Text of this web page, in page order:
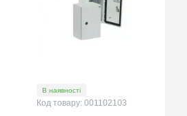
В наявності
Код товару: 001102103